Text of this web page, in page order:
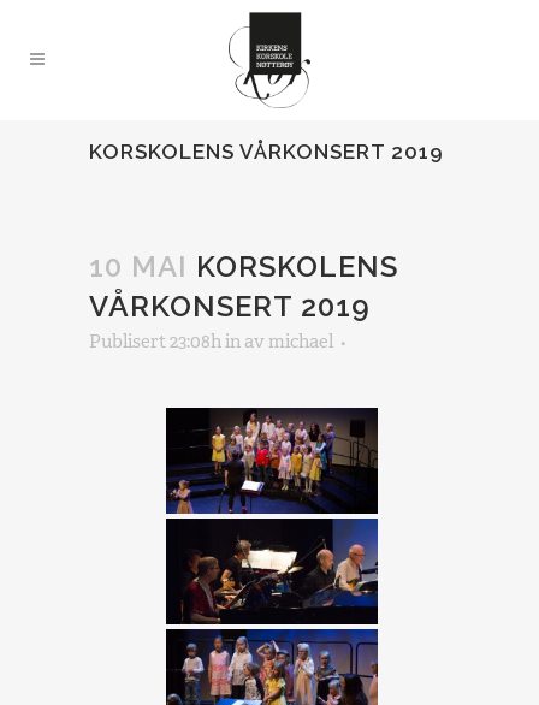
KORSKOLENS VÅRKONSERT 2019
10 MAI KORSKOLENS
VÅRKONSERT 2019
Publisert 23:08hin av michael